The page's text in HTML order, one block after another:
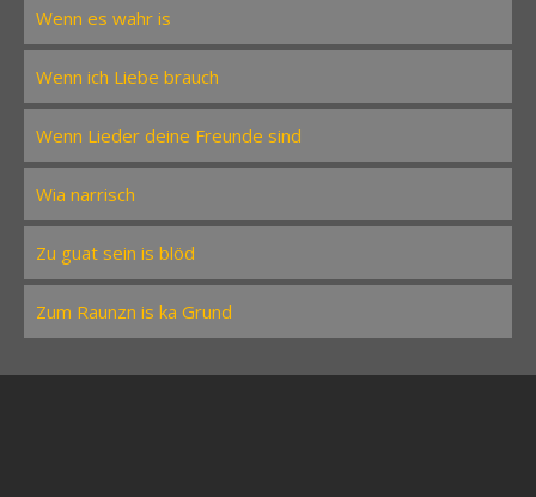
Wenn es wahr is
Wenn ich Liebe brauch
Wenn Lieder deine Freunde sind
Wia narrisch
Zu guat sein is blöd
Zum Raunzn is ka Grund